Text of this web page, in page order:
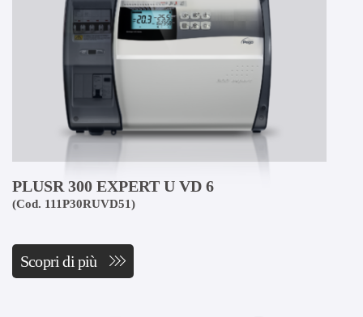
PLUSR 300 EXPERT U VD 6
(Cod. 111P30RUVD51)
Scopri di più